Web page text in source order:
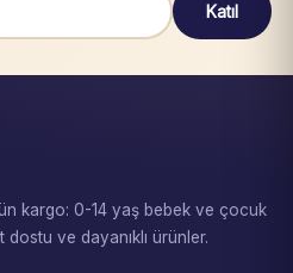
Katıl
kargo: 0-14 yaş bebek ve çocuk
ve dayanıklı ürünler.